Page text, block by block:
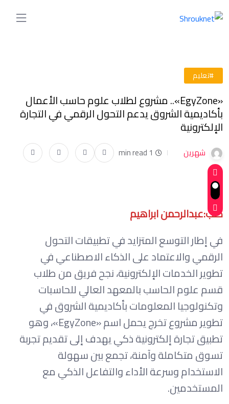
#تعليم
«EgyZone».. مشروع لطلاب علوم حاسب الأعمال
بأكاديمية الشروق يدعم التحول الرقمي في التجارة
الإلكترونية
شهرين 1 min read
كتب:عبدالرحمن ابراهيم
في إطار التوسع المتزايد في تطبيقات التحول
الرقمي والاعتماد على الذكاء الاصطناعي في
تطوير الخدمات الإلكترونية، نجح فريق من طلاب
قسم علوم الحاسب بالمعهد العالي للحاسبات
وتكنولوجيا المعلومات بأكاديمية الشروق في
تطوير مشروع تخرج يحمل اسم «EgyZone»، وهو
تطبيق تجارة إلكترونية ذكي يهدف إلى تقديم تجربة
تسوق متكاملة وآمنة، تجمع بين سهولة
الاستخدام وسرعة الأداء والتفاعل الذكي مع
المستخدمين.